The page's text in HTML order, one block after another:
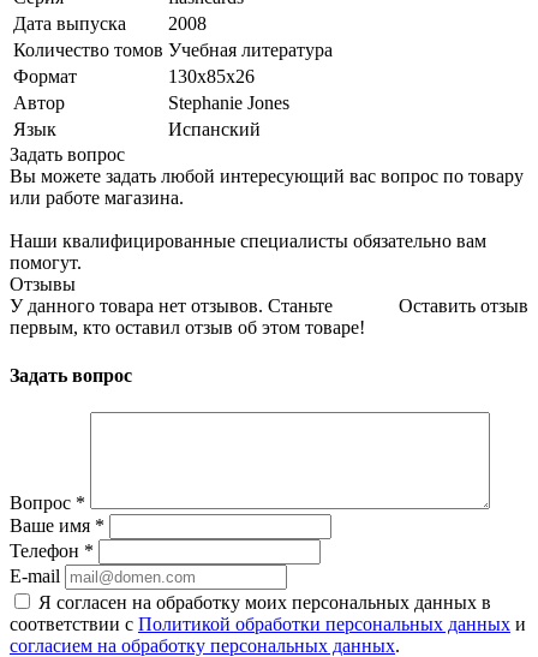
Дата выпуска
2008
Количество томов Учебная литература
Формат
130x85x26
Автор
Stephanie Jones
Язык
Испанский
Задать вопрос
Вы можете задать любой интересующий вас вопрос по товару
или работе магазина.
Наши квалифицированные специалисты обязательно вам
помогут.
Отзывы
Оставить отзыв
У данного товара нет отзывов. Станьте
первым, кто оставил отзыв об этом товаре!
Задать вопрос
Вопрос *
Ваше имя *
Телефон *
E-mail
Я согласен на обработку моих персональных данных в
соответствии с Политикой обработки персональных данных и
согласием на обработку персональных данных.